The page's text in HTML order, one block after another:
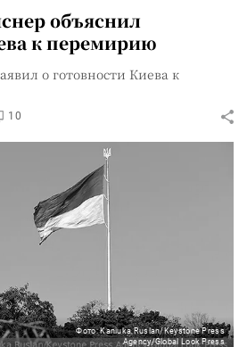
объяснил
к перемирию
о готовности Киева к
10
Фото: Kaniuka Ruslan/Keystone Press
Agency/Global Look Press